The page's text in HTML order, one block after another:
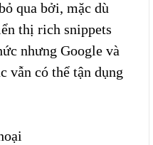
qua bởi, mặc dù
thị rich snippets
nhưng Google và
vẫn có thể tận dụng